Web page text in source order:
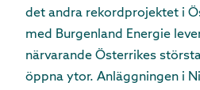
det andra rekordprojektet i
med Burgenland Energie
närvarande Österrikes
öppna ytor. Anläggningen i